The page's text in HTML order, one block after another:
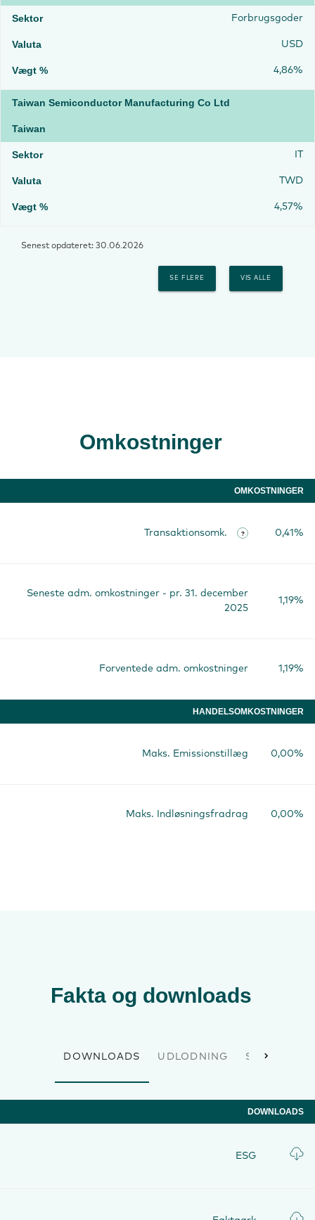
Forbrugsgoder
USD
4,86%
Taiwan Semiconductor Manufacturing Co Ltd
Taiwan
TWD
4,57%
Senest opdateret: 30.06.2026
SE FLERE VIS ALLE
Omkostninger
OMKOSTNINGER
Transaktionsomk. ? 0,41%
Seneste adm. omkostninger - pr. 31. december
2025
1,19%
Forventede adm. omkostninger 1,19%
HANDELSOMKOSTNINGER
Maks. Emissionstillæg 0,00%
Maks. Indløsningsfradrag 0,00%
Fakta og downloads
DOWNLOADS UDLODNING STAMDATA
DOWNLOADS
ESG